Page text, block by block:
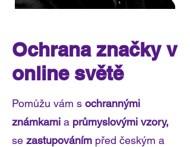
Ochrana značky v
online světě
Pomůžu vám s ochrannými
známkami a průmyslovými vzory,
se zastupováním před českým a